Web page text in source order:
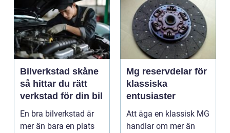
Bilverkstad skåne
så hittar du rätt
verkstad för din bil
En bra bilverkstad är
mer än bara en plats
Mg reservdelar för
klassiska
entusiaster
Att äga en klassisk MG
handlar om mer än